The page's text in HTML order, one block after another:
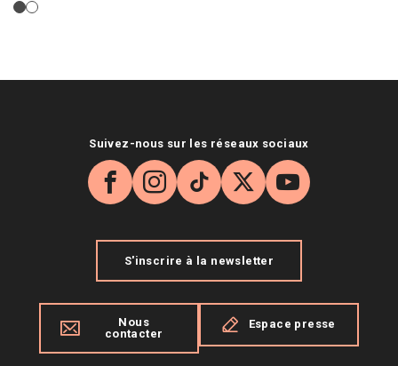
Suivez-nous sur les réseaux sociaux
Facebook
Instagram
TikTok
X YouTube
S'inscrire à la newsletter
Nous
contacter
Espace presse